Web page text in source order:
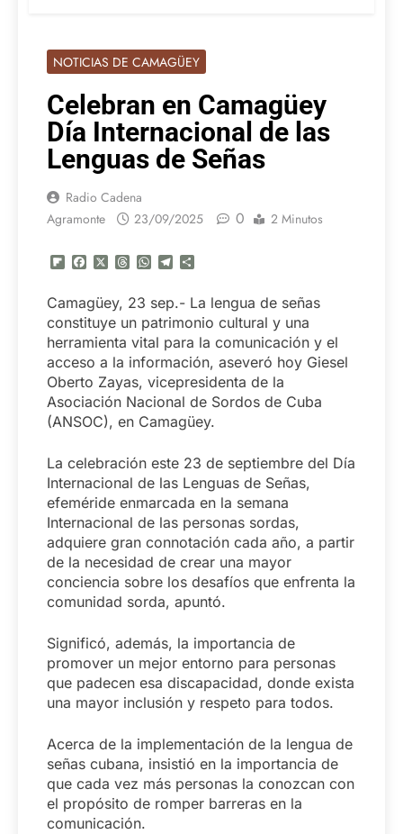
NOTICIAS DE CAMAGÜEY
Celebran en Camagüey
Día Internacional de las
Lenguas de Señas
Radio Cadena
Agramonte
23/09/2025 0 2 Minutos
Flipboard
FacebookThreadsWhatsApp
Telegram
Camagüey, 23 sep.- La lengua de señas
constituye un patrimonio cultural y una
herramienta vital para la comunicación y el
acceso a la información, aseveró hoy Giesel
Oberto Zayas, vicepresidenta de la
Asociación Nacional de Sordos de Cuba
(ANSOC), en Camagüey.
La celebración este 23 de septiembre del Día
Internacional de las Lenguas de Señas,
efeméride enmarcada en la semana
Internacional de las personas sordas,
adquiere gran connotación cada año, a partir
de la necesidad de crear una mayor
conciencia sobre los desafíos que enfrenta la
comunidad sorda, apuntó.
Significó, además, la importancia de
promover un mejor entorno para personas
que padecen esa discapacidad, donde exista
una mayor inclusión y respeto para todos.
Acerca de la implementación de la lengua de
señas cubana, insistió en la importancia de
que cada vez más personas la conozcan con
el propósito de romper barreras en la
comunicación.